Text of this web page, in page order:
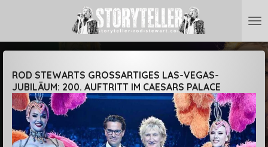
springen
ROD STEWARTS GROSSARTIGES LAS-VEGAS-J
UBILÄUM: 200. AUFTRITT IM CAESARS PALACE